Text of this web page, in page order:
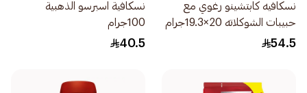
نسكافيه كابتشينو رغوي مع
حبيبات الشوكلاته 20×19.3جرام
54.5
نسكافية اسبرسو الذهبية
100جرام
40.5